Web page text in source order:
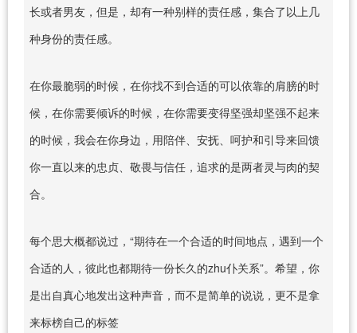
长或者男友，但是，却有一种别样的责任感，集合了以上几
种身份的责任感。
在你最脆弱的时候，在你找不到合适的可以依靠的肩膀的时
候，在你需要倾诉的时候，在你需要变得坚强却坚强不起来
的时候，我会在你身边，用陪伴、安抚、呵护和引导来回馈
你一直以来的忠贞、敬畏与信任，追求的是两者灵与肉的契
合。
每个思大概都说过，“期待在一个合适的时间地点，遇到一个
合适的人，彼此也都期待一份长久的zhu仆关系”。希望，你
是出自真心地发出这种声音，而不是简单的说说，更不是拿
来标榜自己的标签